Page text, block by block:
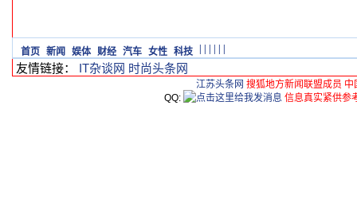
首页 |
新闻 |
娱体 |
财经 |
汽车 |
女性 |
科技
友情链接： IT杂谈网 时尚头条网
江苏头条网 搜狐地方新闻联盟成员
QQ:
信息真实紧供参